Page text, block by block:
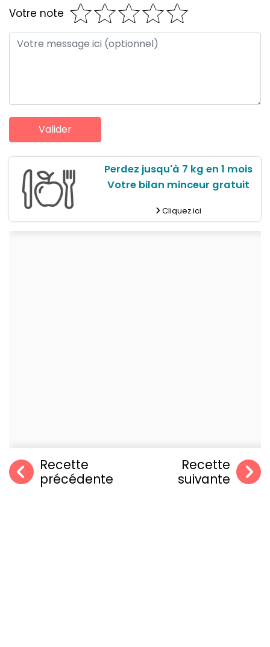
Votre note
Perdez jusqu'à 7 kg en 1 mois
Votre bilan minceur gratuit
Cliquez ici
Recette
précédente
Recette
suivante